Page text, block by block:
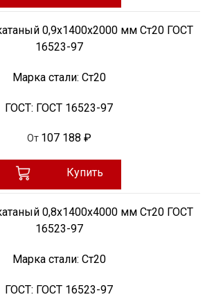
0,9х1400х2000 мм Ст20 ГОСТ
16523-97
Марка стали: Ст20
ГОСТ: ГОСТ 16523-97
От 107 188 ₽
Купить
0,8х1400х4000 мм Ст20 ГОСТ
16523-97
Марка стали: Ст20
ГОСТ: ГОСТ 16523-97